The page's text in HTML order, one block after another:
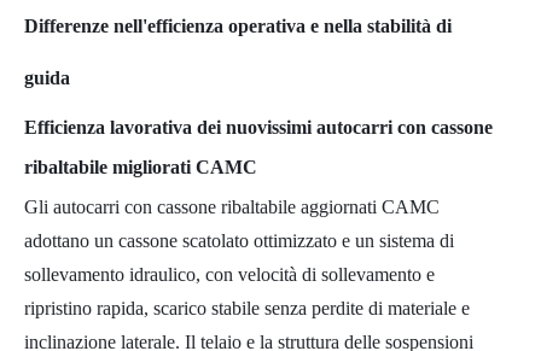
Differenze nell'efficienza operativa e nella stabilità di
guida
Efficienza lavorativa dei nuovissimi autocarri con cassone
ribaltabile migliorati CAMC
Gli autocarri con cassone ribaltabile aggiornati CAMC
adottano un cassone scatolato ottimizzato e un sistema di
sollevamento idraulico, con velocità di sollevamento e
ripristino rapida, scarico stabile senza perdite di materiale e
inclinazione laterale. Il telaio e la struttura delle sospensioni